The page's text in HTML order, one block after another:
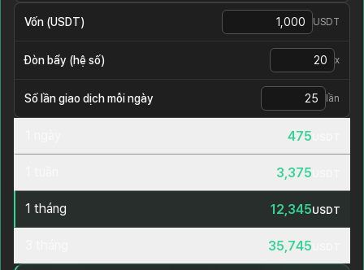
Vốn (USDT) USDT
Đòn bẩy (hệ số) x
Số lần giao dịch mỗi ngày lần
475
3,375
1 tháng 12,345USDT
35,745